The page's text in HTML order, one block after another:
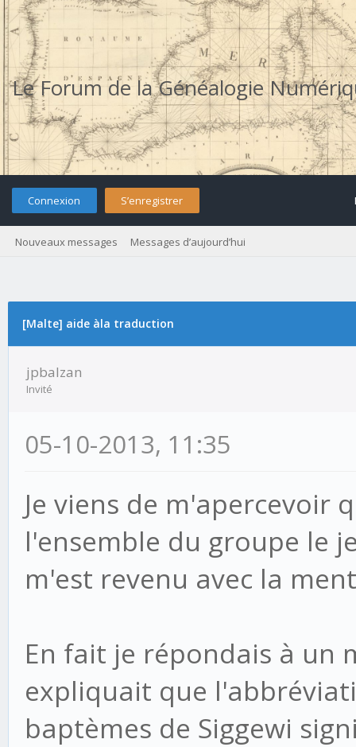
Le Forum de la Généalogie
Connexion S’enregistrer
Nouveaux messages Messages d’aujourd’hui
[Malte] aide àla traduction
jpbalzan
Invité
05-10-2013, 11:35
Je viens de m'apercevoir
l'ensemble du groupe le
m'est revenu avec la
En fait je répondais à un
expliquait que
baptèmes de Siggewi